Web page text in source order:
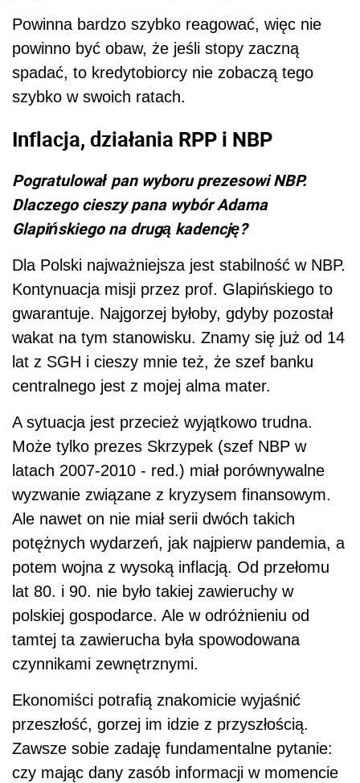
Powinna bardzo szybko reagować, więc nie
powinno być obaw, że jeśli stopy zaczną
spadać, to kredytobiorcy nie zobaczą tego
szybko w swoich ratach.
Inflacja, działania RPP i NBP
Pogratulował pan wyboru prezesowi NBP.
Dlaczego cieszy pana wybór Adama
Glapińskiego na drugą kadencję?
Dla Polski najważniejsza jest stabilność w NBP.
Kontynuacja misji przez prof. Glapińskiego to
gwarantuje. Najgorzej byłoby, gdyby pozostał
wakat na tym stanowisku. Znamy się już od 14
lat z SGH i cieszy mnie też, że szef banku
centralnego jest z mojej alma mater.
A sytuacja jest przecież wyjątkowo trudna.
Może tylko prezes Skrzypek (szef NBP w
latach 2007-2010 - red.) miał porównywalne
wyzwanie związane z kryzysem finansowym.
Ale nawet on nie miał serii dwóch takich
potężnych wydarzeń, jak najpierw pandemia, a
potem wojna z wysoką inflacją. Od przełomu
lat 80. i 90. nie było takiej zawieruchy w
polskiej gospodarce. Ale w odróżnieniu od
tamtej ta zawierucha była spowodowana
czynnikami zewnętrznymi.
Ekonomiści potrafią znakomicie wyjaśnić
przeszłość, gorzej im idzie z przyszłością.
Zawsze sobie zadaję fundamentalne pytanie:
czy mając dany zasób informacji w momencie